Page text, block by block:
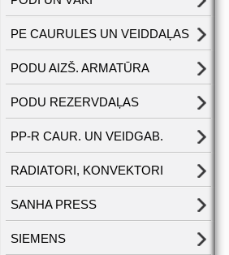
PE CAURULES UN VEIDDAĻAS
PODU AIZŠ. ARMATŪRA
PODU REZERVDAĻAS
PP-R CAUR. UN VEIDGAB.
RADIATORI, KONVEKTORI
SANHA PRESS
SIEMENS